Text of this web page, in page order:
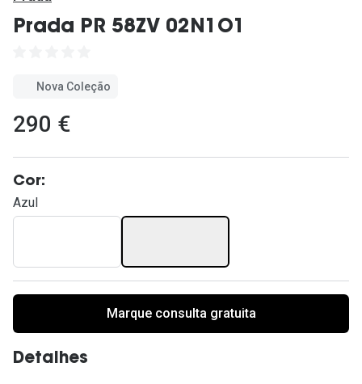
Prada PR 58ZV 02N1O1
Nova Coleção
290 €
Cor:
Azul
Marque consulta gratuita
Detalhes